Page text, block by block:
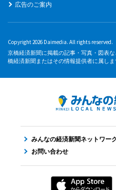
広告のご案内
Copyright 2026 Daimedia. All rights reserved.
京橋経済新聞に掲載の記事・写真・図表
橋経済新聞またはその情報提供者に属しま
みんなの経済新聞ネットワー
お問い合わせ